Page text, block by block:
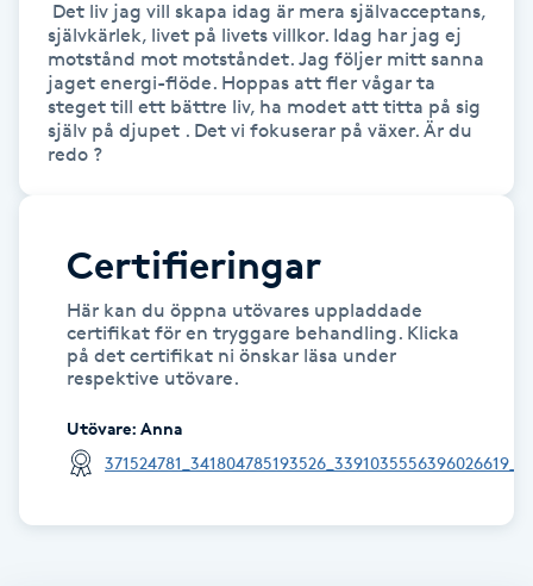
Hot yoga
Hudföryngring
Huduppstramning
Hudvård
Hyaluronsyra
Hyperhidros
Hypnos
Hårborttagning
självkärlek, livet på livets villkor. Idag har jag ej
motstånd mot motståndet. Jag följer mitt sanna
jaget energi-flöde. Hoppas att fler vågar ta
steget till ett bättre liv, ha modet att titta på sig
själv på djupet . Det vi fokuserar på växer. Är du
redo ?
Certifieringar
Här kan du öppna utövares uppladdade
certifikat för en tryggare behandling. Klicka
på det certifikat ni önskar läsa under
respektive utövare.
Utövare: Anna
371524781_341804785193526_3391035556396026619_n